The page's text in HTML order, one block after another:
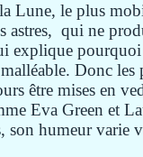
Lune, le plus
astres, qui ne
explique
Donc les
être mises en
Eva Green et
son humeur varie